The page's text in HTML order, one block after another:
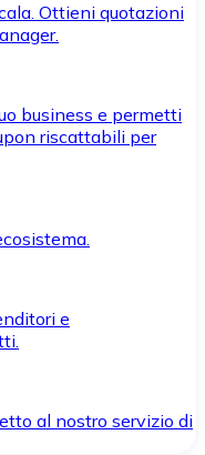
Ottieni quotazioni
business e permetti
riscattabili per
e
al nostro servizio di